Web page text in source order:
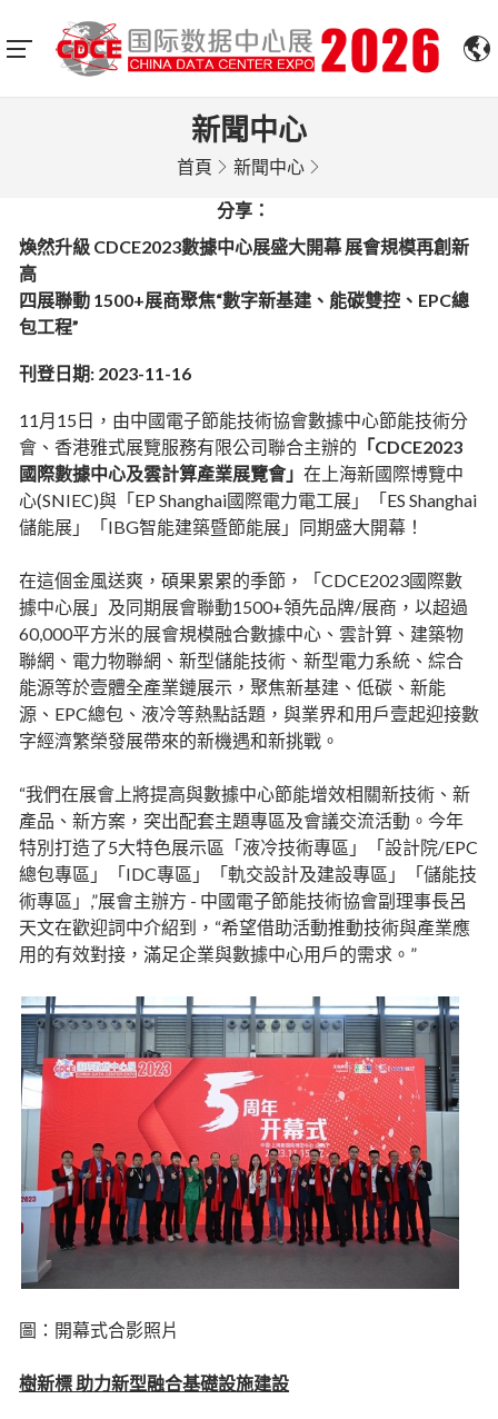
新聞中心
首頁 新聞中心
分享：
煥然升級 CDCE2023數據中心展盛大開幕 展會規模再創新
高
四展聯動 1500+展商聚焦“數字新基建、能碳雙控、EPC總
包工程”
刊登日期: 2023-11-16
11月15日，由中國電子節能技術協會數據中心節能技術分
會、香港雅式展覽服務有限公司聯合主辦的 「CDCE2023
國際數據中心及雲計算產業展覽會」 在上海新國際博覽中
心(SNIEC)與「EP Shanghai國際電力電工展」「ES Shanghai
儲能展」「IBG智能建築暨節能展」同期盛大開幕！
在這個金風送爽，碩果累累的季節，「CDCE2023國際數
據中心展」及同期展會聯動1500+領先品牌/展商，以超過
60,000平方米的展會規模融合數據中心、雲計算、建築物
聯網、電力物聯網、新型儲能技術、新型電力系統、綜合
能源等於壹體全產業鏈展示，聚焦新基建、低碳、新能
源、EPC總包、液冷等熱點話題，與業界和用戶壹起迎接數
字經濟繁榮發展帶來的新機遇和新挑戰。
“我們在展會上將提高與數據中心節能增效相關新技術、新
產品、新方案，突出配套主題專區及會議交流活動。今年
特別打造了5大特色展示區「液冷技術專區」「設計院/EPC
總包專區」「IDC專區」「軌交設計及建設專區」「儲能技
術專區」,”展會主辦方 - 中國電子節能技術協會副理事長呂
天文在歡迎詞中介紹到，“希望借助活動推動技術與產業應
用的有效對接，滿足企業與數據中心用戶的需求。”
圖：開幕式合影照片
樹新標 助力新型融合基礎設施建設